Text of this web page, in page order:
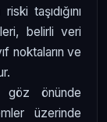
taşıdığını
belirli veri
noktaların ve
önünde
üzerinde